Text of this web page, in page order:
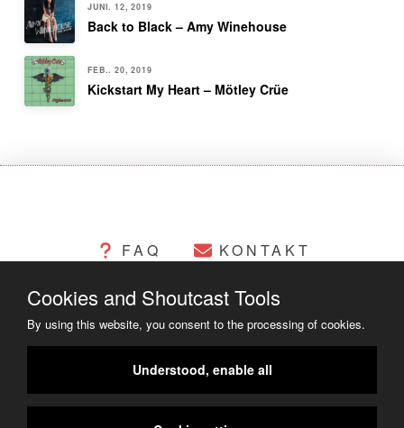
JUNI. 12, 2019
Back to Black – Amy Winehouse
FEB.. 20, 2019
Kickstart My Heart – Mötley Crüe
FAQ KONTAKT
CHANGELOG COOKIES
COPYRIGHT ©2014 - 2023
Cookies and Shoutcast Tools
By using this website, you consent to the processing of cookies.
Understood, enable all